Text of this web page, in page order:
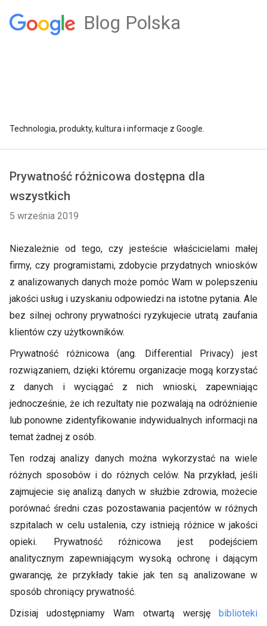
Blog Polska
Technologia, produkty, kultura i informacje z Google.
Prywatność różnicowa dostępna dla
wszystkich
5 września 2019
Niezależnie od tego, czy jesteście właścicielami małej
firmy, czy programistami, zdobycie przydatnych wniosków
z analizowanych danych może pomóc Wam w polepszeniu
jakości usług i uzyskaniu odpowiedzi na istotne pytania. Ale
bez silnej ochrony prywatności ryzykujecie utratą zaufania
klientów czy użytkowników.
Prywatność różnicowa (ang. Differential Privacy) jest
rozwiązaniem, dzięki któremu organizacje mogą korzystać
z danych i wyciągać z nich wnioski, zapewniając
jednocześnie, że ich rezultaty nie pozwalają na odróżnienie
lub ponowne zidentyfikowanie indywidualnych informacji na
temat żadnej z osób.
Ten rodzaj analizy danych można wykorzystać na wiele
różnych sposobów i do różnych celów. Na przykład, jeśli
zajmujecie się analizą danych w służbie zdrowia, możecie
porównać średni czas pozostawania pacjentów w różnych
szpitalach w celu ustalenia, czy istnieją różnice w jakości
opieki. Prywatność różnicowa jest podejściem
analitycznym zapewniającym wysoką ochronę i dającym
gwarancję, że przykłady takie jak ten są analizowane w
sposób chroniący prywatność.
Dzisiaj udostępniamy Wam otwartą wersję biblioteki